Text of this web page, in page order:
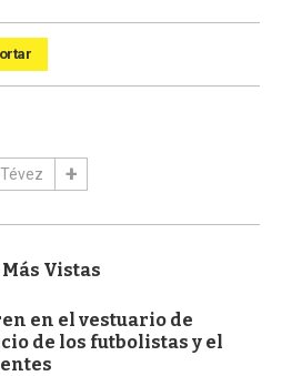
Más Vistas
en el vestuario de
de los futbolistas y el